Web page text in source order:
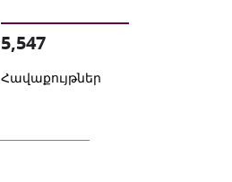
5,547
Հավաքույթներ